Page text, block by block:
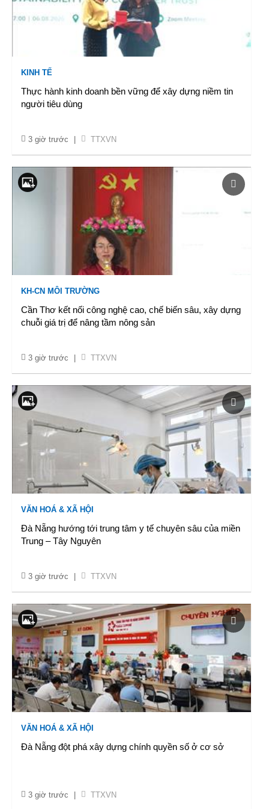
KINH TẾ
Thực hành kinh doanh bền vững để xây dựng niềm tin
người tiêu dùng
3 giờ trước TTXVN
KH-CN MÔI TRƯỜNG
Cần Thơ kết nối công nghệ cao, chế biến sâu, xây dựng
chuỗi giá trị để nâng tầm nông sản
3 giờ trước TTXVN
VĂN HOÁ & XÃ HỘI
Đà Nẵng hướng tới trung tâm y tế chuyên sâu của miền
Trung – Tây Nguyên
3 giờ trước TTXVN
VĂN HOÁ & XÃ HỘI
Đà Nẵng đột phá xây dựng chính quyền số ở cơ sở
3 giờ trước TTXVN